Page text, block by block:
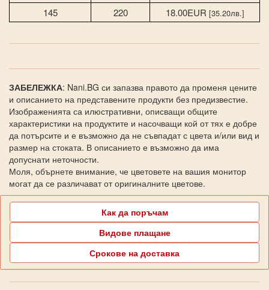
145 220 18.00EUR [35.20лв.]
ЗАБЕЛЕЖКА: Nani.BG си запазва правото да променя цените
и описанието на представените продукти без предизвестие.
Изображенията са илюстративни, описващи общите
характеристики на продуктите и насочващи кой от тях е добре
да потърсите и е възможно да не съвпадат с цвета и/или вид и
размер на стоката. В описанието е възможно да има
допуснати неточности.
Моля, обърнете внимание, че цветовете на вашия монитор
могат да се различават от оригиналните цветове.
Как да поръчам
Видове плащане
Срокове на доставка